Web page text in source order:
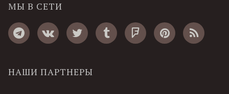
МЫ В СЕТИ
НАШИ ПАРТНЕРЫ